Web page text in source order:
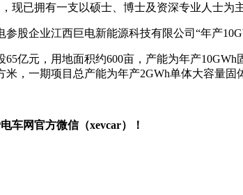
现已拥有一支以硕士、博士及资深专业人士为
股企业江西巨电新能源科技有限公司“年产
亿元，用地面积约600亩，产能为年产
，一期项目总产能为年产2GWh单体大容量固
车网官方微信（xevcar）！